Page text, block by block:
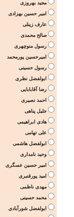
مجید بهروزی
امیر حسین بهزادی
عارف زینلی
صالح محمدی
رسول منوچهری
امیرحسین پورمحمد
رسول حسینی
ابولفضل نظری
رضا آقابابایی
احمد نصیری
جلیل پناهی
هادی ابراهیمی
علی تهامی
ابولفضل هاشمی
وحید نامداری
امیر حسین عسگری
امید پورقنبری
مهدی ناظمی
محمد حسینی
ابولفضل شورآبادی